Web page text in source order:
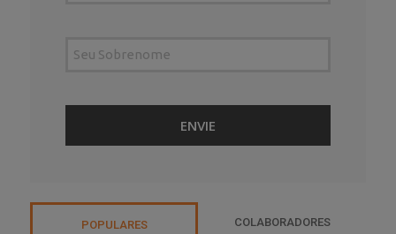
POPULARES COLABORADORES